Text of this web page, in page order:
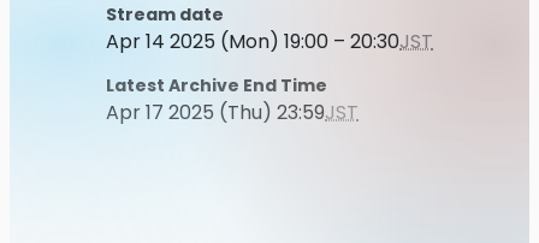
Stream date
Apr 14 2025 (Mon) 19:00 – 20:30JST
Latest Archive End Time
Apr 17 2025 (Thu) 23:59JST